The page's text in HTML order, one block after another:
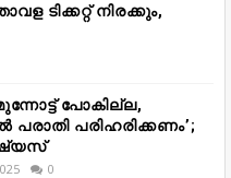
ടിക്കറ്റ് നിരക്കും,
പോകില്ല,
പരാതി പരിഹരിക്കണം’;
0